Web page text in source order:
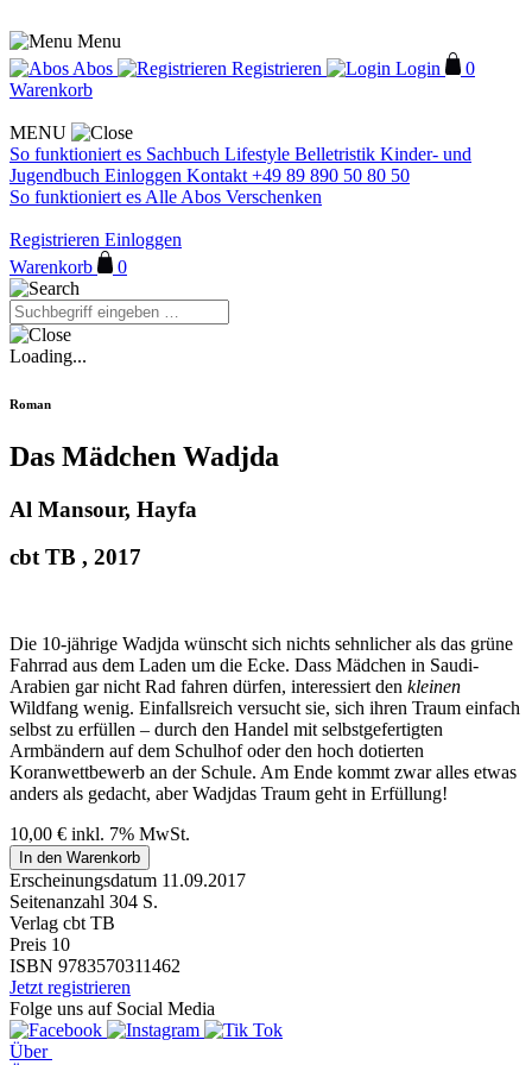
Menu
Abos
Registrieren Login
0
Warenkorb
MENU
So funktioniert es Sachbuch Lifestyle Belletristik Kinder- und
Jugendbuch Einloggen Kontakt +49 89 890 50 80 50
So funktioniert es Alle Abos Verschenken
Registrieren Einloggen
Warenkorb
0
Loading...
Roman
Das Mädchen Wadjda
Al Mansour, Hayfa
cbt TB , 2017
Die 10-jährige Wadjda wünscht sich nichts sehnlicher als das grüne
Fahrrad aus dem Laden um die Ecke. Dass Mädchen in Saudi-
Arabien gar nicht Rad fahren dürfen, interessiert den kleinen
Wildfang wenig. Einfallsreich versucht sie, sich ihren Traum einfach
selbst zu erfüllen – durch den Handel mit selbstgefertigten
Armbändern auf dem Schulhof oder den hoch dotierten
Koranwettbewerb an der Schule. Am Ende kommt zwar alles etwas
anders als gedacht, aber Wadjdas Traum geht in Erfüllung!
10,00 € inkl. 7% MwSt.
In den Warenkorb
Erscheinungsdatum 11.09.2017
Seitenanzahl 304 S.
Verlag cbt TB
Preis 10
ISBN 9783570311462
Jetzt registrieren
Folge uns auf Social Media
Über